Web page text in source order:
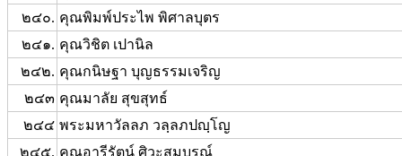
๒๔๐. คุณพิมพ์ประไพ พิศาลบุตร
๒๔๑. คุณวิชิต เปานิล
๒๔๒. คุณกนิษฐา บุญธรรมเจริญ
๒๔๓ คุณมาลัย สุขสุทธ์
๒๔๔ พระมหาวัลลภ วลฺลภปญฺโญ
๒๔๕. คุณอารีรัตน์ ศิวะสมบูรณ์